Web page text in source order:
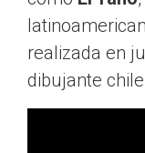
realizada en
dibujante